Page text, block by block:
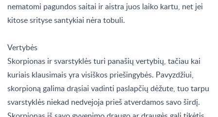
nematomi pagundos saitai ir aistra juos laiko kartu, net jei
kitose srityse santykiai nėra tobuli.
Vertybės
Skorpionas ir svarstyklės turi panašių vertybių, tačiau kai
kuriais klausimais yra visiškos priešingybės. Pavyzdžiui,
skorpioną galima drąsiai vadinti paslapčių dėžute, tuo tarpu
svarstyklės niekad nedvejoja prieš atverdamos savo širdį.